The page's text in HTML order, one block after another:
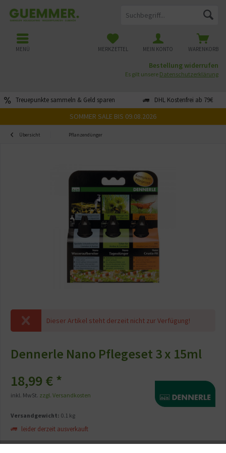
Treuepunkte sammeln & Geld sparen DHL Kostenfrei ab 79€
WARENKORB
MERKZETTEL MEIN KONTO
MENÜ
Bestellung widerrufen
Es gilt unsere Datenschutzerklärung
SOMMER SALE BIS 09.08.2026
Übersicht Pflanzendünger
Dieser Artikel steht derzeit nicht zur Verfügung!
Dennerle Nano Pflegeset 3 x 15ml
18,99 € *
inkl. MwSt. zzgl. Versandkosten
Versandgewicht: 0.1 kg
leider derzeit ausverkauft